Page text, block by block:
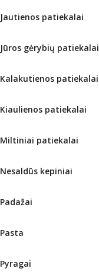
Jautienos patiekalai
Jūros gėrybių patiekalai
Kalakutienos patiekalai
Kiaulienos patiekalai
Miltiniai patiekalai
Nesaldūs kepiniai
Padažai
Pasta
Pyragai